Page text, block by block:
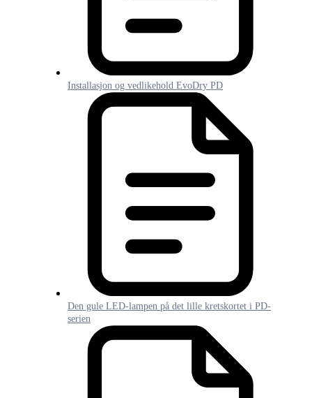
Installasjon og vedlikehold EvoDry PD
Den gule LED-lampen på det lille kretskortet i PD-
serien